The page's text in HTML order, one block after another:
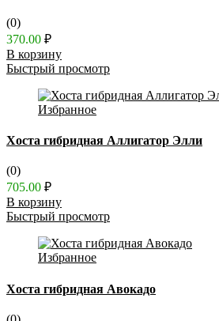
(0)
370.00 ₽
В корзину
Быстрый просмотр
Избранное
Хоста гибридная Аллигатор Элли
(0)
705.00 ₽
В корзину
Быстрый просмотр
Избранное
Хоста гибридная Авокадо